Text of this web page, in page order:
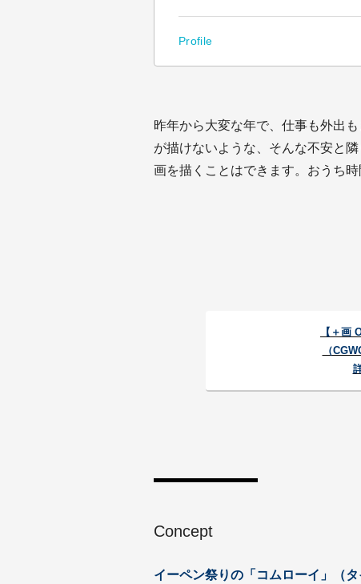
Profile
昨年から大変な年で、仕事も外出
が描けないような、そんな不安と
画を描くことはできます。おうち
【＋画
（
Concept
イーペン祭りの「コムローイ」（タ